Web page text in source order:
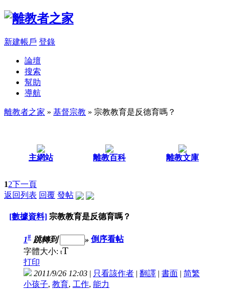
新建帳戶 登錄
論壇
搜索
幫助
導航
離教者之家 » 基督宗教 » 宗教教育是反德育嗎？
主網站 離教百科 離教文庫
12下一頁
返回列表 回覆 發帖
[數據資料] 宗教教育是反德育嗎？
1# 跳轉到 » 倒序看帖
字體大小: tT
打印
2011/9/26 12:03 | 只看該作者 | 翻譯 | 書面 | 简繁
小孩子, 教育, 工作, 能力